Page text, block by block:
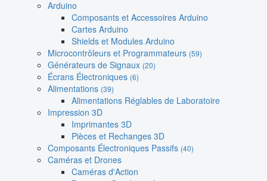
Arduino
Composants et Accessoires Arduino
Cartes Arduino
Shields et Modules Arduino
Microcontrôleurs et Programmateurs (59)
Générateurs de Signaux (20)
Écrans Électroniques (6)
Alimentations (39)
Alimentations Réglables de Laboratoire
Impression 3D
Imprimantes 3D
Pièces et Rechanges 3D
Composants Électroniques Passifs (40)
Caméras et Drones
Caméras d'Action